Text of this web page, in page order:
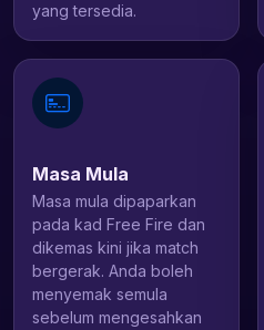
yang tersedia.
Masa Mula
Masa mula dipaparkan
pada kad Free Fire dan
dikemas kini jika match
bergerak. Anda boleh
menyemak semula
sebelum mengesahkan